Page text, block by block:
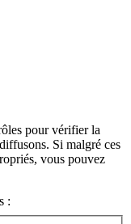
pour vérifier la
Si malgré ces
vous pouvez
: